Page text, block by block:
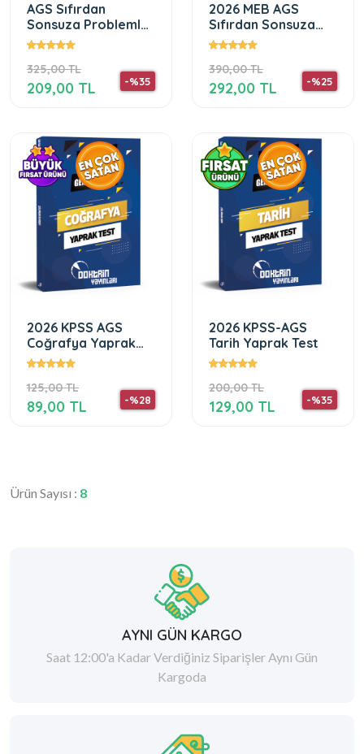
AGS Sıfırdan
Sonsuza Problemler
Konu Özetli Soru
Çözümlü)
325,00 TL
-%35
209,00 TL
2026 MEB AGS
Sıfırdan Sonsuza
Paragraf Soru
390,00 TL
-%25
292,00 TL
2026 KPSS AGS
Coğrafya Yaprak
Test
125,00 TL
-%28
89,00 TL
2026 KPSS-AGS
Tarih Yaprak Test
200,00 TL
-%35
129,00 TL
Ürün Sayısı : 8
AYNI GÜN KARGO
Saat 12:00'a Kadar Verdiğiniz Siparişler Aynı Gün
Kargoda